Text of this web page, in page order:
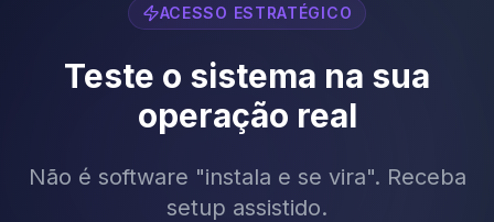
ACESSO ESTRATÉGICO
Teste o sistema na sua
operação real
Não é software "instala e se vira". Receba
setup assistido.